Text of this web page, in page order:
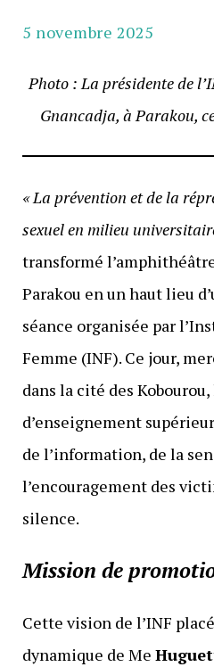
5 novembre 2025
Photo : La présidente de
Gnancadja, à Parakou,
« La prévention et de la
sexuel en milieu
transformé
Parakou en un haut lieu
séance organisée par
Femme (INF). Ce jour,
dans la cité des
d’enseignement
de l’information, de la
l’encouragement des
silence.
Mission de
Cette vision de l’INF
dynamique de Me